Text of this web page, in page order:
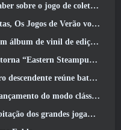
criaturas da HoYoverse, Honkai: Link Alma
de Verão voltaram ao Overwatch
vinil de edição de colecionador
Steampunk” na versão 2.0
de interceptação de vazio e as profundezas
clássico de League Of Legends
jogadores do RuneScape acabou